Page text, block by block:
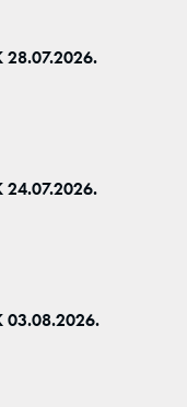
28.07.2026.
24.07.2026.
03.08.2026.